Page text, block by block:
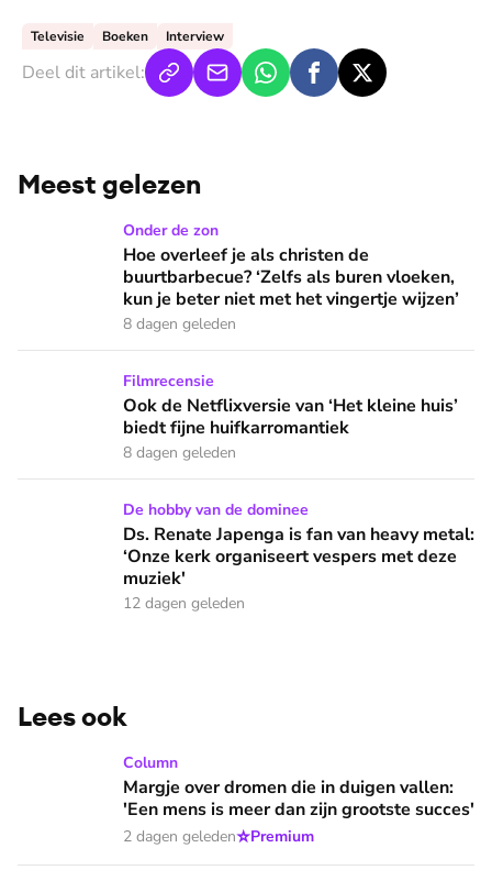
Televisie Boeken Interview
Deel dit artikel:
Meest gelezen
Hoe overleef je als christen de buurtbarbecue? ‘Zelfs als
Onder de zon
Hoe overleef je als christen de
buurtbarbecue? ‘Zelfs als buren vloeken,
kun je beter niet met het vingertje wijzen’
8 dagen geleden
Ook de Netflixversie van ‘Het kleine huis’ biedt fijne
Filmrecensie
Ook de Netflixversie van ‘Het kleine huis’
biedt fijne huifkarromantiek
8 dagen geleden
Ds. Renate Japenga is fan van heavy metal: ‘Onze kerk
De hobby van de dominee
Ds. Renate Japenga is fan van heavy metal:
‘Onze kerk organiseert vespers met deze
muziek'
12 dagen geleden
Lees ook
Margje over dromen die in duigen vallen: 'Een mens is
Column
Margje over dromen die in duigen vallen:
'Een mens is meer dan zijn grootste succes'
2 dagen geleden⭐Premium